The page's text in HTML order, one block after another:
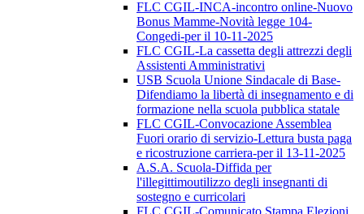
FLC CGIL-INCA-incontro online-Nuovo
Bonus Mamme-Novità legge 104-
Congedi-per il 10-11-2025
FLC CGIL-La cassetta degli attrezzi degli
Assistenti Amministrativi
USB Scuola Unione Sindacale di Base-
Difendiamo la libertà di insegnamento e di
formazione nella scuola pubblica statale
FLC CGIL-Convocazione Assemblea
Fuori orario di servizio-Lettura busta paga
e ricostruzione carriera-per il 13-11-2025
A.S.A. Scuola-Diffida per
l'illegittimoutilizzo degli insegnanti di
sostegno e curricolari